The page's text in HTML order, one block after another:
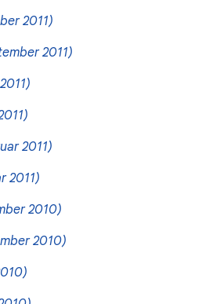
2011)
2011)
2011)
2011)
2010)
2010)